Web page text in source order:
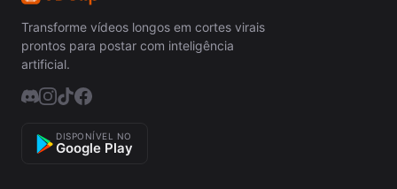
Transforme vídeos longos em cortes virais
prontos para postar com inteligência
artificial.
DISPONÍVEL NO
Google Play